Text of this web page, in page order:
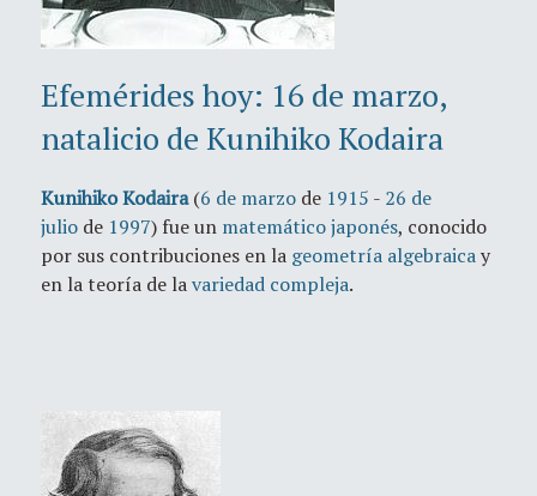
Efemérides hoy: 16 de marzo,
natalicio de Kunihiko Kodaira
Kunihiko Kodaira(6 de marzo de 1915 - 26 de
julio de 1997) fue un matemáticojaponés, conocido
por sus contribuciones en la geometría algebraicay
en la teoría de lavariedad compleja.